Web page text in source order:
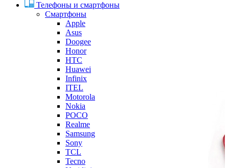
Телефоны и смартфоны
Смартфоны
Apple
Asus
Doogee
Honor
HTC
Huawei
Infinix
ITEL
Motorola
Nokia
POCO
Realme
Samsung
Sony
TCL
Tecno